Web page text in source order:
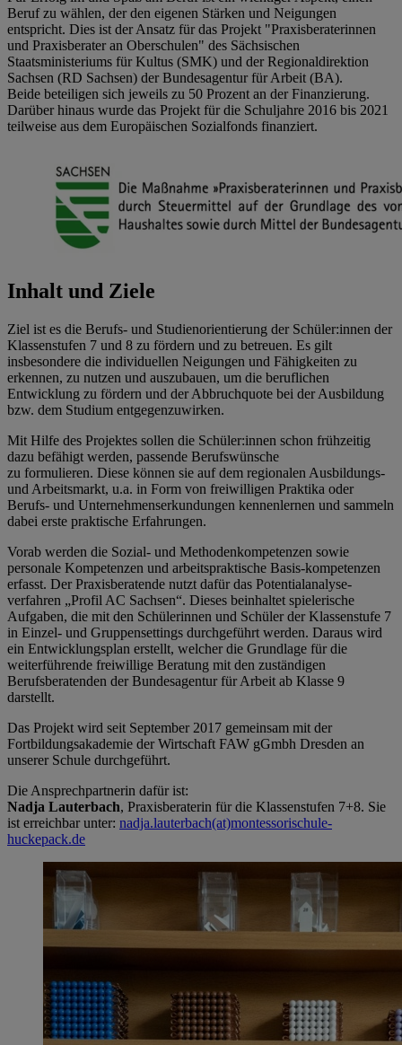
Beruf zu wählen, der den eigenen Stärken und Neigungen
entspricht. Dies ist der Ansatz für das Projekt "Praxisberaterinnen
und Praxisberater an Oberschulen" des Sächsischen
Staatsministeriums für Kultus (SMK) und der Regionaldirektion
Sachsen (RD Sachsen) der Bundesagentur für Arbeit (BA).
Beide beteiligen sich jeweils zu 50 Prozent an der Finanzierung.
Darüber hinaus wurde das Projekt für die Schuljahre 2016 bis 2021
teilweise aus dem Europäischen Sozialfonds finanziert.
Inhalt und Ziele
Ziel ist es die Berufs- und Studienorientierung der Schüler:innen der
Klassenstufen 7 und 8 zu fördern und zu betreuen. Es gilt
insbesondere die individuellen Neigungen und Fähigkeiten zu
erkennen, zu nutzen und auszubauen, um die beruflichen
Entwicklung zu fördern und der Abbruchquote bei der Ausbildung
bzw. dem Studium entgegenzuwirken.
Mit Hilfe des Projektes sollen die Schüler:innen schon frühzeitig
dazu befähigt werden, passende Berufswünsche
zu formulieren. Diese können sie auf dem regionalen Ausbildungs-
und Arbeitsmarkt, u.a. in Form von freiwilligen Praktika oder
Berufs- und Unternehmenserkundungen kennenlernen und sammeln
dabei erste praktische Erfahrungen.
Vorab werden die Sozial- und Methodenkompetenzen sowie
personale Kompetenzen und arbeitspraktische Basis-kompetenzen
erfasst. Der Praxisberatende nutzt dafür das Potentialanalyse-
verfahren „Profil AC Sachsen“. Dieses beinhaltet spielerische
Aufgaben, die mit den Schülerinnen und Schüler der Klassenstufe 7
in Einzel- und Gruppensettings durchgeführt werden. Daraus wird
ein Entwicklungsplan erstellt, welcher die Grundlage für die
weiterführende freiwillige Beratung mit den zuständigen
Berufsberatenden der Bundesagentur für Arbeit ab Klasse 9
darstellt.
Das Projekt wird seit September 2017 gemeinsam mit der
Fortbildungsakademie der Wirtschaft FAW gGmbh Dresden an
unserer Schule durchgeführt.
Die Ansprechpartnerin dafür ist:
Nadja Lauterbach, Praxisberaterin für die Klassenstufen 7+8. Sie
ist erreichbar unter: nadja.lauterbach(at)montessorischule-
huckepack.de